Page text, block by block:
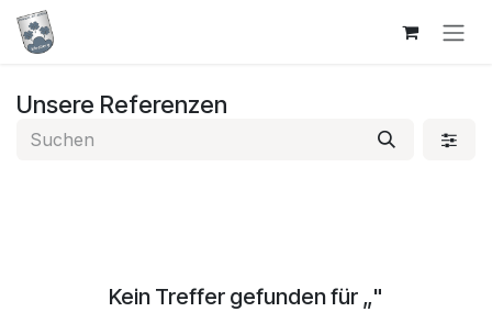
Zum Inhalt springen
Unsere Referenzen
Kein Treffer gefunden für „"